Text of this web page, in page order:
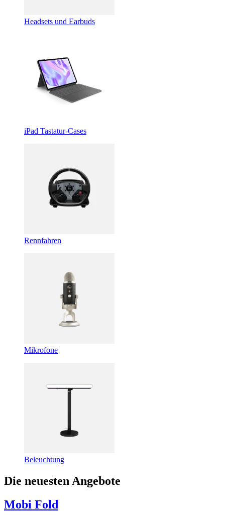
Headsets und Earbuds
iPad Tastatur-Cases
Rennfahren
Mikrofone
Beleuchtung
Die neuesten Angebote
Mobi Fold